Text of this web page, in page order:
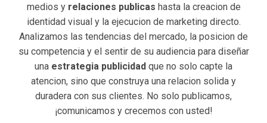
medios y relaciones publicas hasta la creacion de
identidad visual y la ejecucion de marketing directo.
Analizamos las tendencias del mercado, la posicion de
su competencia y el sentir de su audiencia para diseñar
una estrategia publicidad que no solo capte la
atencion, sino que construya una relacion solida y
duradera con sus clientes. No solo publicamos,
¡comunicamos y crecemos con usted!